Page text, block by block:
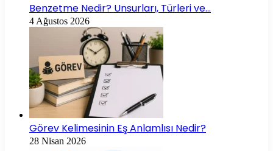
Benzetme Nedir? Unsurları, Türleri ve…
4 Ağustos 2026
Görev Kelimesinin Eş Anlamlısı Nedir?
28 Nisan 2026